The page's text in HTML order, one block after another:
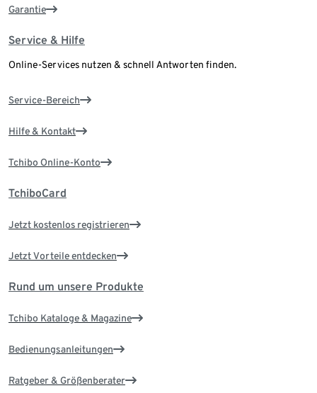
Garantie
Service & Hilfe
Online-Services nutzen & schnell Antworten finden.
Service-Bereich
Hilfe & Kontakt
Tchibo Online-Konto
TchiboCard
Jetzt kostenlos registrieren
Jetzt Vorteile entdecken
Rund um unsere Produkte
Tchibo Kataloge & Magazine
Bedienungsanleitungen
Ratgeber & Größenberater